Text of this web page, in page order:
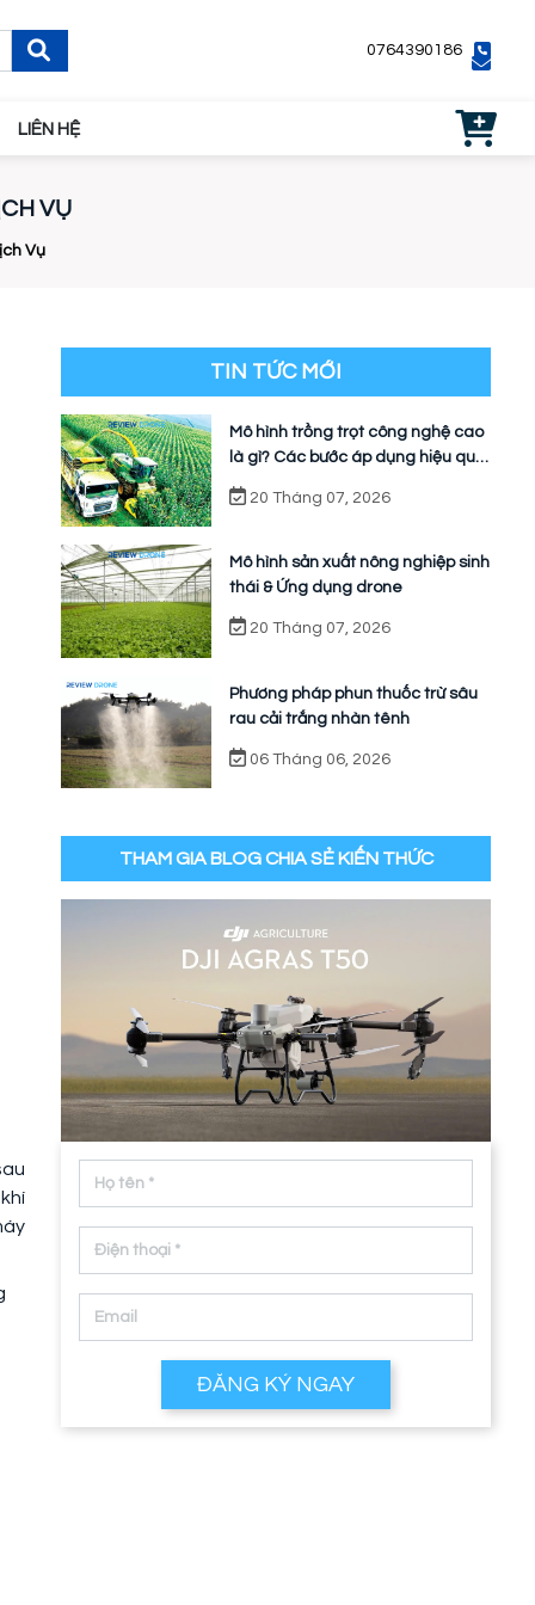
0764390186
LIÊN HỆ
VỤ
Vụ
TIN TỨC MỚI
Mô hình trồng trọt công nghệ cao
là gì? Các bước áp dụng hiệu quả
20 Tháng 07, 2026
Mô hình sản xuất nông nghiệp sinh
thái & Ứng dụng drone
20 Tháng 07, 2026
Phương pháp phun thuốc trừ sâu
rau cải trắng nhàn tênh
06 Tháng 06, 2026
THAM GIA BLOG CHIA SẺ KIẾN THỨC
ĐĂNG KÝ NGAY